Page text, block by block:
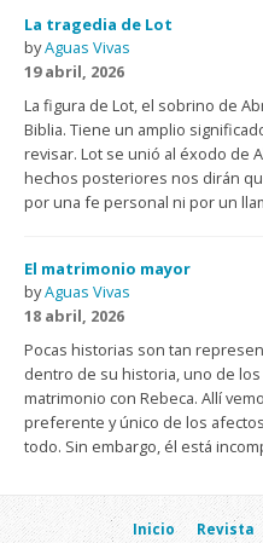
La tragedia de Lot
byAguas Vivas
19 abril, 2026
La figura de Lot, el sobrino de
Biblia. Tiene un amplio
revisar. Lot se unió al éxodo de
hechos posteriores nos dirán
por una fe personal ni por un
El matrimonio mayor
byAguas Vivas
18 abril, 2026
Pocas historias son tan
dentro de su historia, uno de
matrimonio con Rebeca. Allí
preferente y único de los
todo. Sin embargo, él está
Inicio Revista